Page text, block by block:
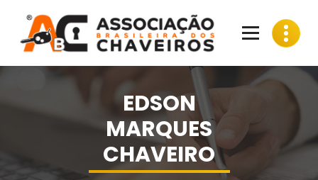
conteúdo
EDSON
MARQUES
CHAVEIRO